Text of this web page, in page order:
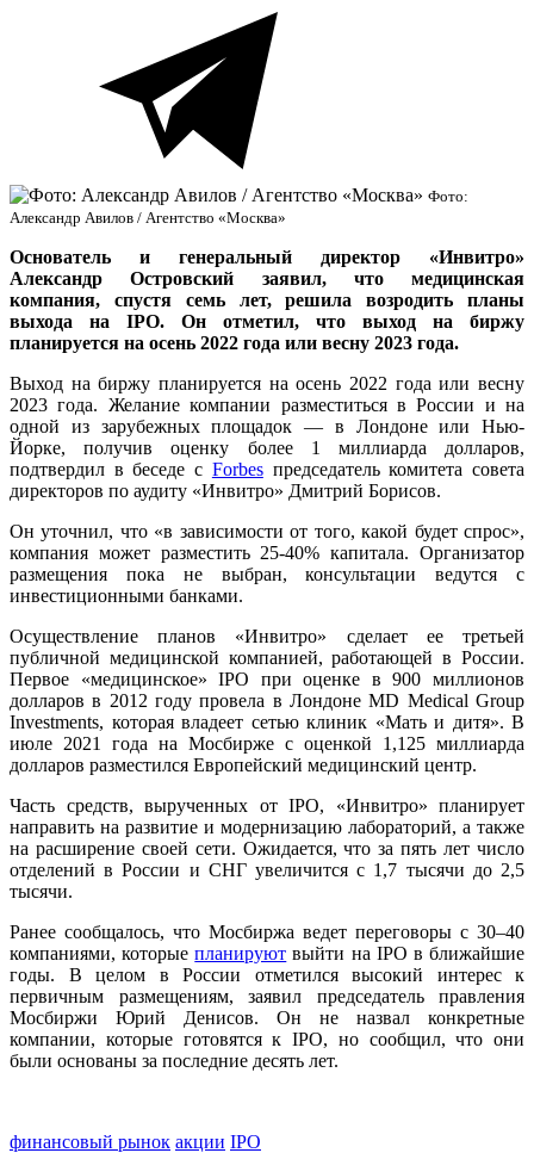
Фото:
Александр Авилов / Агентство «Москва»
Основатель и генеральный директор «Инвитро»
Александр Островский заявил, что медицинская
компания, спустя семь лет, решила возродить планы
выхода на IPO. Он отметил, что выход на биржу
планируется на осень 2022 года или весну 2023 года.
Выход на биржу планируется на осень 2022 года или весну
2023 года. Желание компании разместиться в России и на
одной из зарубежных площадок — в Лондоне или Нью-
Йорке, получив оценку более 1 миллиарда долларов,
подтвердил в беседе с Forbesпредседатель комитета совета
директоров по аудиту «Инвитро» Дмитрий Борисов.
Он уточнил, что «в зависимости от того, какой будет спрос»,
компания может разместить 25-40% капитала. Организатор
размещения пока не выбран, консультации ведутся с
инвестиционными банками.
Осуществление планов «Инвитро» сделает ее третьей
публичной медицинской компанией, работающей в России.
Первое «медицинское» IPO при оценке в 900 миллионов
долларов в 2012 году провела в Лондоне MD Medical Group
Investments, которая владеет сетью клиник «Мать и дитя». В
июле 2021 года на Мосбирже с оценкой 1,125 миллиарда
долларов разместился Европейский медицинский центр.
Часть средств, вырученных от IPO, «Инвитро» планирует
направить на развитие и модернизацию лабораторий, а также
на расширение своей сети. Ожидается, что за пять лет число
отделений в России и СНГ увеличится с 1,7 тысячи до 2,5
тысячи.
Ранее сообщалось, что Мосбиржа ведет переговоры с 30–40
компаниями, которыепланируют выйти на IPO в ближайшие
годы. В целом в России отметился высокий интерес к
первичным размещениям, заявил председатель правления
Мосбиржи Юрий Денисов. Он не назвал конкретные
компании, которые готовятся к IPO, но сообщил, что они
были основаны за последние десять лет.
финансовый рынок акции IPO